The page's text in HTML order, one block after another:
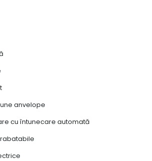
anvelope
cu întunecare automată